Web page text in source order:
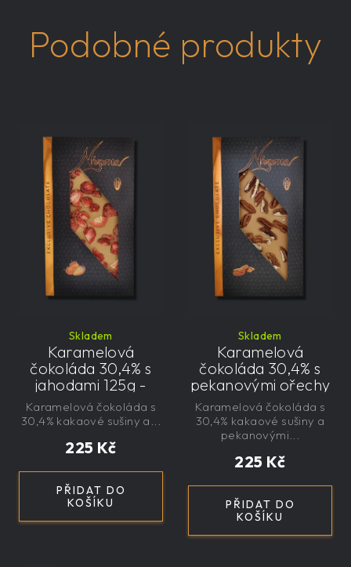
Podobné produkty
Skladem
Karamelová
čokoláda 30,4% s
jahodami 125g -
velká, řemeslná,
exkluzivní, dárková
225 Kč
PŘIDAT DO
KOŠÍKU
Karamelová čokoláda s
30,4% kakaové sušiny a...
Skladem
Karamelová
čokoláda 30,4% s
pekanovými ořechy
145g - velká,
řemeslná,
exkluzivní, dárková
225 Kč
PŘIDAT DO
KOŠÍKU
Karamelová čokoláda s
30,4% kakaové sušiny a
pekanovými...